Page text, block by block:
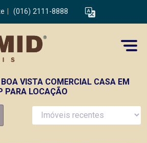
(016) 2111-8888
VISTA COMERCIAL CASA EM
PARA LOCAÇÃO